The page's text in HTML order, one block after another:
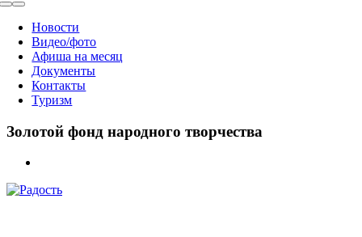
Toggle
NavigationНовости
Видео/фото
Афиша на месяц
Документы
Контакты
Туризм
Золотой фонд народного творчества
Image